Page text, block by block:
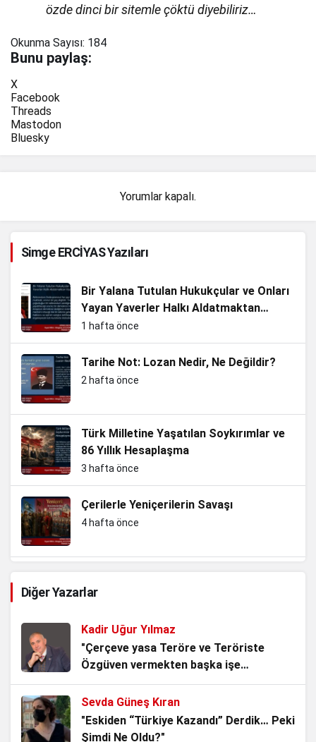
özde dinci bir sitemle çöktü diyebiliriz…
Okunma Sayısı: 184
Bunu paylaş:
X
Facebook
Threads
Mastodon
Bluesky
Yorumlar kapalı.
Simge ERCİYAS Yazıları
Bir Yalana Tutulan Hukukçular ve Onları
Yayan Yaverler Halkı Aldatmaktan
Vazgeçin
1 hafta önce
Tarihe Not: Lozan Nedir, Ne Değildir?
2 hafta önce
Türk Milletine Yaşatılan Soykırımlar ve
86 Yıllık Hesaplaşma
3 hafta önce
Çerilerle Yeniçerilerin Savaşı
4 hafta önce
mücadele…Yersen
TBMM’nin Yok Hükmü
1 ay önce
AKP’li Başkan Tek Bir Demeci ile 6
Anayasa Maddesini Çiğnedi.
Diğer Yazarlar
Kadir Uğur Yılmaz
"Çerçeve yasa Teröre ve Teröriste
Özgüven vermekten başka işe
YARAMAZ!"
Sevda Güneş Kıran
"Eskiden “Türkiye Kazandı” Derdik… Peki
Şimdi Ne Oldu?"